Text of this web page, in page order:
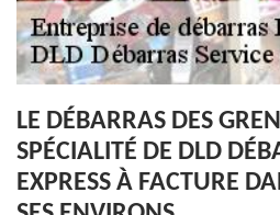
LE DÉBARRAS DES
SPÉCIALITÉ DE DLD
EXPRESS À FACTURE